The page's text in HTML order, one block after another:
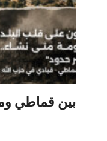
بين قماطي